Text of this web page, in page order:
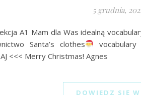
5 grudnia,
A1 Mam dla Was idealną
Santa’s clothes vocabulary
<<< Merry Christmas! Agnes
DOWIEDZ SIĘ